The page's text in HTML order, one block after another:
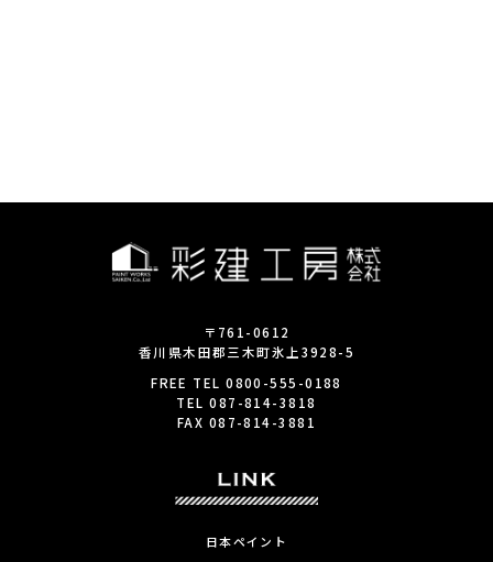
〒761-0612
香川県木田郡三木町氷上3928-5
FREE TEL0800-555-0188
TEL087-814-3818
FAX 087-814-3881
日本ペイント